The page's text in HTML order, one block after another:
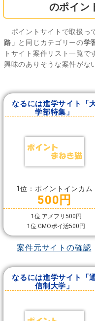
のポイン
ポイントサイトで取扱っ
路」 と同じカテゴリーの学
トサイト案件リスト一覧で
興味のありそうな案件がな
なるには進学サイト「
学部特集」
1位：ポイントインカム
500円
1位:アメフリ500円
1位:GMOポイ活500円
案件元サイトの確認
なるには進学サイト「
信制大学」